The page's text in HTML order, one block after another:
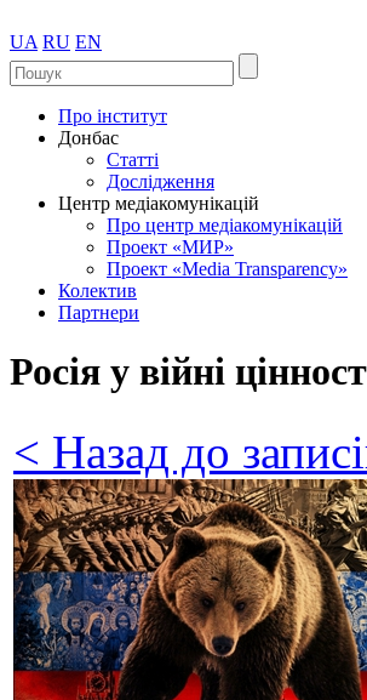
UA RU EN
Про інститут
Донбас
Статті
Дослідження
Центр медіакомунікацій
Про центр медіакомунікацій
Проект «МИР»
Проект «Media Transparency»
Колектив
Партнери
Росія у війні
< Назад до